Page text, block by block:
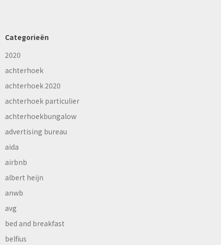
Categorieën
2020
achterhoek
achterhoek 2020
achterhoek particulier
achterhoekbungalow
advertising bureau
aida
airbnb
albert heijn
anwb
avg
bed and breakfast
belfius